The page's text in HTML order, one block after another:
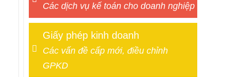
Các dịch vụ kế toán cho doanh nghiệp
Giấy phép kinh doanh
Các vấn đề cấp mới, điều chỉnh
GPKD